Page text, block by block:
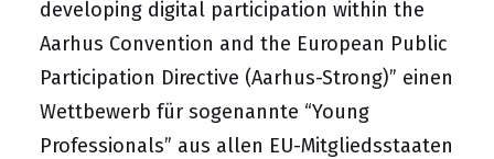
developing digital participation within the
Aarhus Convention and the European Public
Participation Directive (Aarhus-Strong)” einen
Wettbewerb für sogenannte “Young
Professionals” aus allen EU-Mitgliedsstaaten